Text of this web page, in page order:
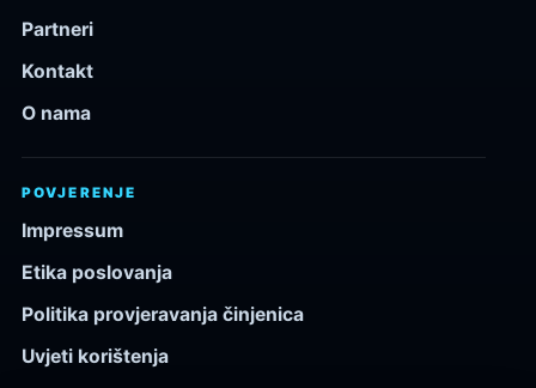
Partneri
Kontakt
O nama
POVJERENJE
Impressum
Etika poslovanja
Politika provjeravanja činjenica
Uvjeti korištenja